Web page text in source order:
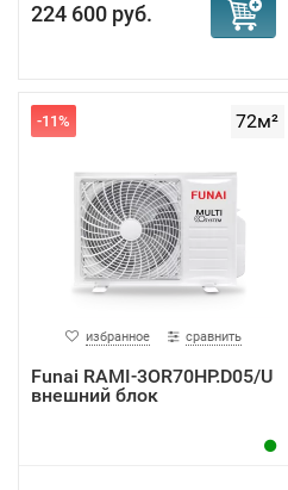
224 600 руб.
72м²
-11%
избранное сравнить
Funai RAMI-3OR70HP.D05/U
внешний блок